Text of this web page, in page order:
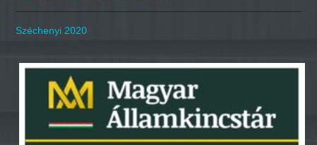
Széchenyi 2020